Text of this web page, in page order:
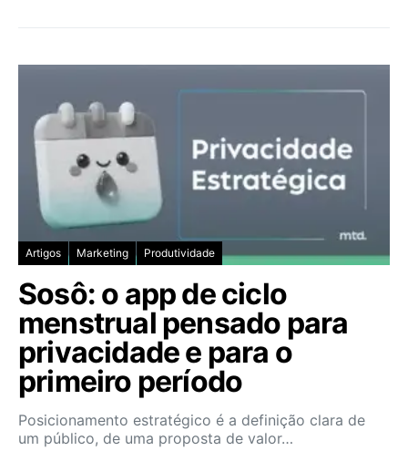
Artigos Marketing Produtividade
Sosô: o app de ciclo
menstrual pensado para
privacidade e para o
primeiro período
Posicionamento estratégico é a definição clara de
um público, de uma proposta de valor…